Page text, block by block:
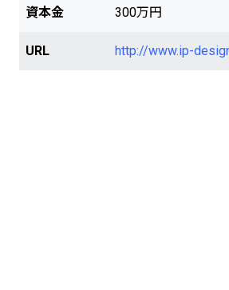
資本金 300万円
URL http://www.ip-